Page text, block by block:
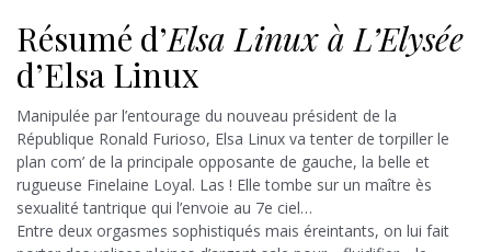
Résumé d’Elsa Linux à L’Elysée
d’Elsa Linux
Manipulée par l’entourage du nouveau président de la
République Ronald Furioso, Elsa Linux va tenter de torpiller le
plan com’ de la principale opposante de gauche, la belle et
rugueuse Finelaine Loyal. Las ! Elle tombe sur un maître ès
sexualité tantrique qui l’envoie au 7e ciel…
Entre deux orgasmes sophistiqués mais érein­tants, on lui fait